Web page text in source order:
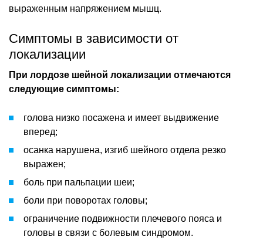
выраженным напряжением мышц.
Симптомы в зависимости от
локализации
При лордозе шейной локализации отмечаются
следующие симптомы:
голова низко посажена и имеет выдвижение
вперед;
осанка нарушена, изгиб шейного отдела резко
выражен;
боль при пальпации шеи;
боли при поворотах головы;
ограничение подвижности плечевого пояса и
головы в связи с болевым синдромом.